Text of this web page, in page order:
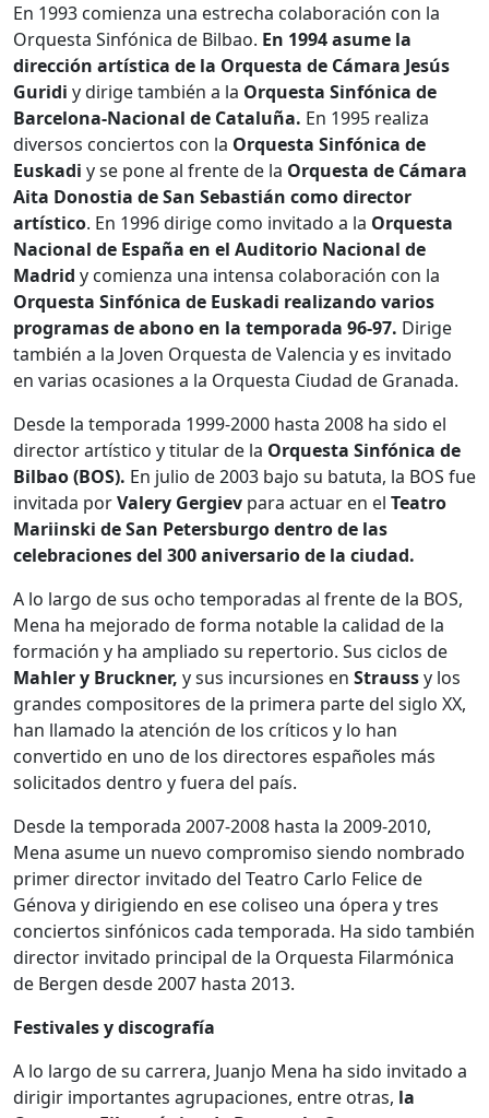
En 1993 comienza una estrecha colaboración con la
Orquesta Sinfónica de Bilbao. En 1994 asume la
dirección artística de la Orquesta de Cámara Jesús
Guridi y dirige también a la Orquesta Sinfónica de
Barcelona-Nacional de Cataluña. En 1995 realiza
diversos conciertos con la Orquesta Sinfónica de
Euskadi y se pone al frente de la Orquesta de Cámara
Aita Donostia de San Sebastián como director
artístico. En 1996 dirige como invitado a la Orquesta
Nacional de España en el Auditorio Nacional de
Madrid y comienza una intensa colaboración con la
Orquesta Sinfónica de Euskadi realizando varios
programas de abono en la temporada 96-97. Dirige
también a la Joven Orquesta de Valencia y es invitado
en varias ocasiones a la Orquesta Ciudad de Granada.
Desde la temporada 1999-2000 hasta 2008 ha sido el
director artístico y titular de la Orquesta Sinfónica de
Bilbao (BOS). En julio de 2003 bajo su batuta, la BOS fue
invitada porValery Gergiev para actuar en el Teatro
Mariinski de San Petersburgo dentro de las
celebraciones del 300 aniversario de la ciudad.
A lo largo de sus ocho temporadas al frente de la BOS,
Mena ha mejorado de forma notable la calidad de la
formación y ha ampliado su repertorio. Sus ciclos de
Mahler y Bruckner, y sus incursiones en Straussy los
grandes compositores de la primera parte del siglo XX,
han llamado la atención de los críticos y lo han
convertido en uno de los directores españoles más
solicitados dentro y fuera del país.
Desde la temporada 2007-2008 hasta la 2009-2010,
Mena asume un nuevo compromiso siendo nombrado
primer director invitado del Teatro Carlo Felice de
Génova y dirigiendo en ese coliseo una ópera y tres
conciertos sinfónicos cada temporada. Ha sido también
director invitado principal de la Orquesta Filarmónica
de Bergen desde 2007 hasta 2013.
Festivales y discografía
A lo largo de su carrera, Juanjo Mena ha sido invitado a
dirigir importantes agrupaciones, entre otras, la